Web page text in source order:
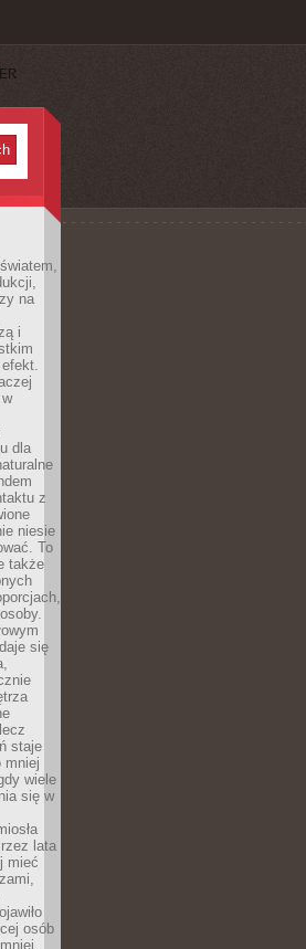
na
i
dla
z
niesie
To
także
się
staje
mniej
wiele
się w
lata
mieć
osób